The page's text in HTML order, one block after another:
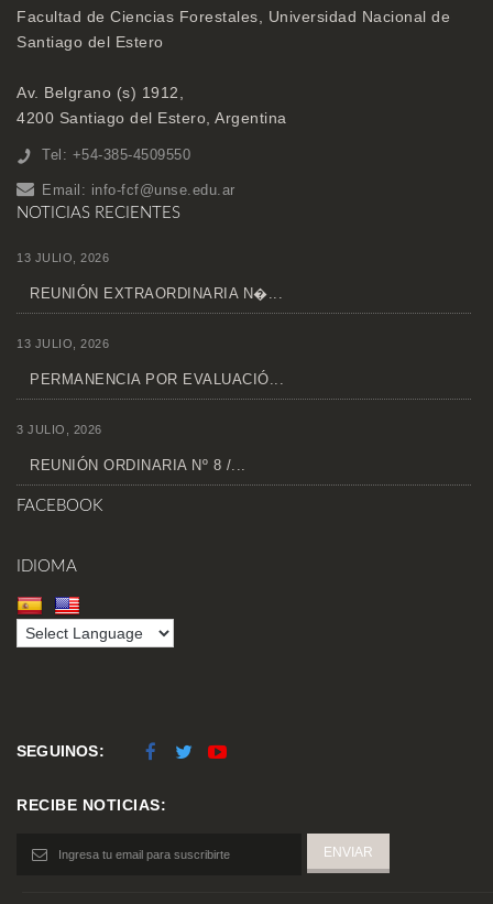
Facultad de Ciencias Forestales, Universidad Nacional de
Santiago del Estero
Av. Belgrano (s) 1912,
4200 Santiago del Estero, Argentina
Tel: +54-385-4509550
Email: info-fcf@unse.edu.ar
NOTICIAS RECIENTES
13 JULIO, 2026
REUNIÓN EXTRAORDINARIA N�...
13 JULIO, 2026
PERMANENCIA POR EVALUACIÓ...
3 JULIO, 2026
REUNIÓN ORDINARIA Nº 8 /...
FACEBOOK
IDIOMA
SEGUINOS:
RECIBE NOTICIAS: